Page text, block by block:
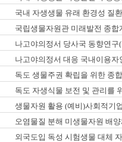
국내 자생생물 유래 환경성 질
국립생물자원관 미래발전 종합
나고야의정서 당사국 동향연구
나고야의정서 대응 국내이용
독도 생물주권 확립을 위한 종
독도 자생식물 보전 및 관리를
생물자원 활용 (예비)사회적기
오염물질 분해 미생물자원 배
외국도입 독성 시험생물 대체